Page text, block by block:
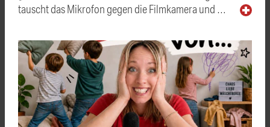
tauscht das Mikrofon gegen die Filmkamera und …